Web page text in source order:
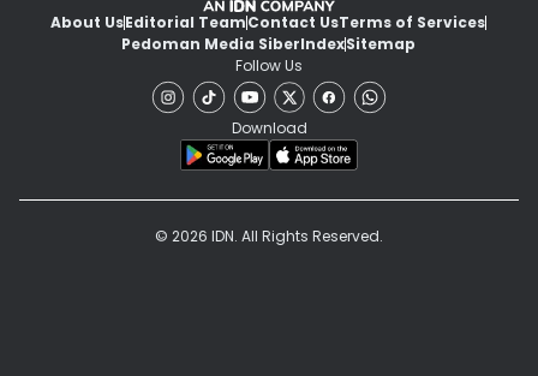
About UsEditorial TeamContact UsTerms of Services
Pedoman Media SiberIndexSitemap
Follow Us
Download
© 2026 IDN. All Rights Reserved.